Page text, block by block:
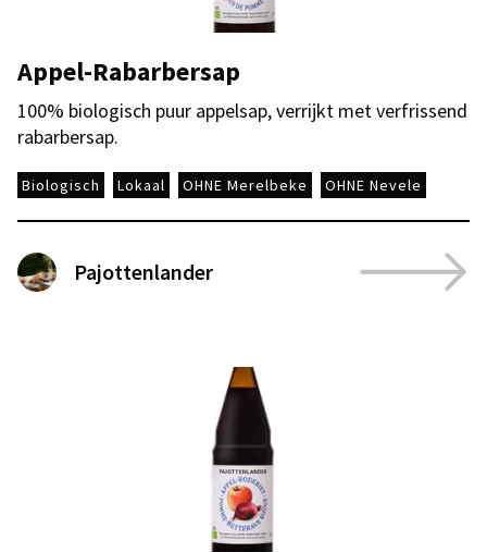
Appel-Rabarbersap
100% biologisch puur appelsap, verrijkt met verfrissend
rabarbersap.
Biologisch Lokaal OHNE Merelbeke OHNE Nevele
Pajottenlander